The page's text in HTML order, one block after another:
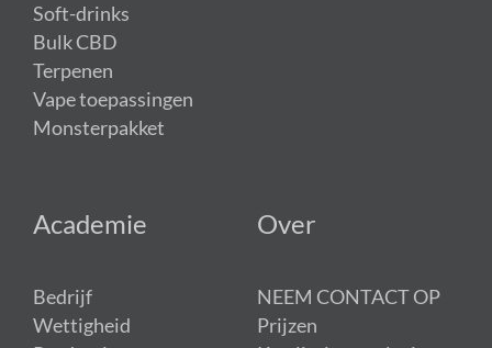
Soft-drinks
Bulk CBD
Terpenen
Vape toepassingen
Monsterpakket
Academie
Bedrijf
Wettigheid
Over
NEEM CONTACT OP
Prijzen